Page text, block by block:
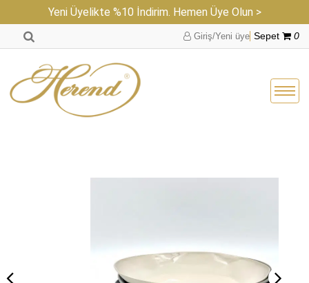
Yeni Üyelikte %10 İndirim. Hemen Üye Olun >
Giriş/Yeni üye Sepet 0